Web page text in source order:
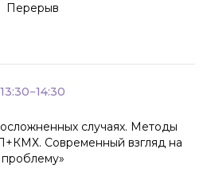
Перерыв
13:30−14:30
случаях. Методы
Современный взгляд на
проблему»